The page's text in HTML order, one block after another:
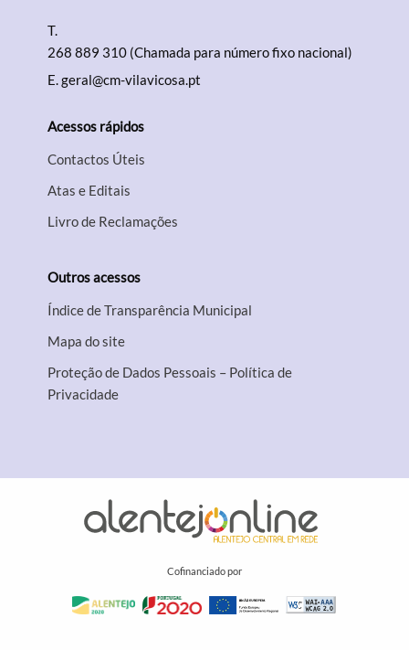
T.
268 889 310 (Chamada para número fixo nacional)
E.geral@cm-vilavicosa.pt
Acessos rápidos
Contactos Úteis
Atas e Editais
Livro de Reclamações
Outros acessos
Índice de Transparência Municipal
Mapa do site
Proteção de Dados Pessoais – Política de
Privacidade
Cofinanciado por